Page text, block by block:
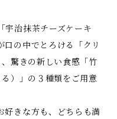
宇治抹茶チーズケーキ
口の中でとろける「クリ
驚きの新しい食感「竹
）」の３種類をご用意
好きな方も、どちらも満